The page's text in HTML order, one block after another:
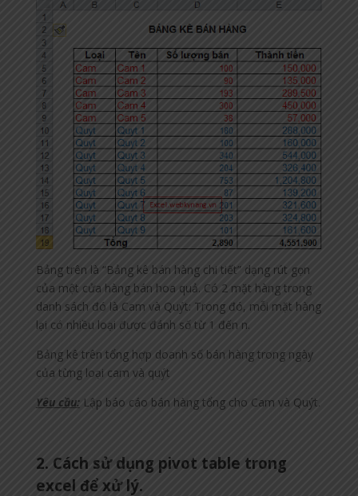
Bảng trên là “Bảng kê bán hàng chi tiết” dạng rút gọn
của một cửa hàng bán hoa quả. Có 2 mặt hàng trong
danh sách đó là Cam và Quýt: Trong đó, mỗi mặt hàng
lại có nhiều loại được đánh số từ 1 đến n.
Bảng kê trên tổng hợp doanh số bán hàng trong ngày
của từng loại cam và quýt
Yêu cầu:Lập báo cáo bán hàng tổng cho Cam và Quýt.
2. Cách sử dụng pivot table trong
excel để xử lý.